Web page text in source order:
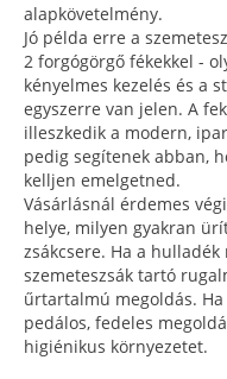
alapkövetelmény.
Jó példa erre a
2 forgógörgő fékekkel -
kényelmes kezelés és a
egyszerre van jelen. A
illeszkedik a modern,
pedig segítenek abban,
kelljen emelgetned.
Vásárlásnál érdemes
helye, milyen gyakran
zsákcsere. Ha a
szemeteszsák tartó
űrtartalmú megoldás.
pedálos, fedeles
higiénikus környezetet.